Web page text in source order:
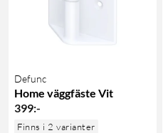
Defunc
Home väggfäste Vit
399:-
Finns i 2 varianter